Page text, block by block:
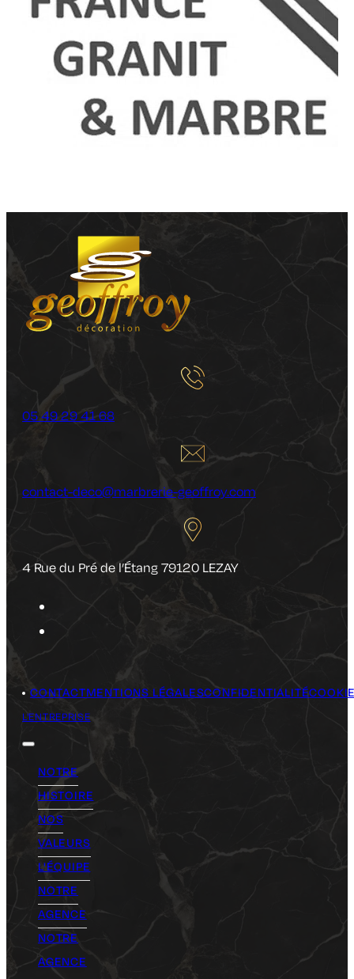
05 49 29 41 68
contact-deco@marbrerie-geoffroy.com
4 Rue du Pré de l’Étang 79120 LEZAY
L'ENTREPRISE
NOTRE
HISTOIRE
NOS
VALEURS
L'ÉQUIPE
NOTRE
AGENCE
NOTRE
AGENCE
CONTACTMENTIONS LÉGALESCONFIDENTIALITÉ